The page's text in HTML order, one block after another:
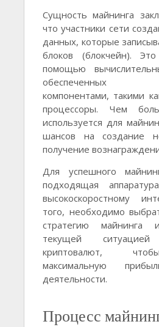
Сущность майнинга
что участники сети
данных, которые
блоков (блокчейн).
помощью
обеспеченных
компонентами, такими
процессоры. Чем
используется для
шансов на создание
получение
Для успешного
подходящая
высокоскоростному
того, необходимо
стратегию
текущей
криптовалют,
максимальную
деятельности.
Процесс